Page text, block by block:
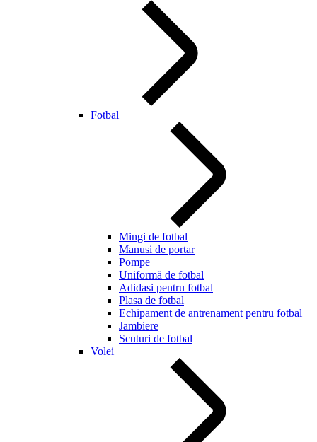
Fotbal
Mingi de fotbal
Manusi de portar
Pompe
Uniformă de fotbal
Adidasi pentru fotbal
Plasa de fotbal
Echipament de antrenament pentru fotbal
Jambiere
Scuturi de fotbal
Volei